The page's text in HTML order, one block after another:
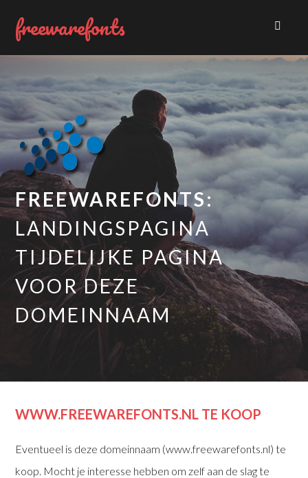
freewarefonts
FREEWAREFONTS:
LANDINGSPAGINA
TIJDELIJKE PAGINA
VOOR DEZE
DOMEINNAAM
WWW.FREEWAREFONTS.NL TE KOOP
Eventueel is deze domeinnaam (www.freewarefonts.nl) te
koop. Mocht je interesse hebben om zelf aan de slag te